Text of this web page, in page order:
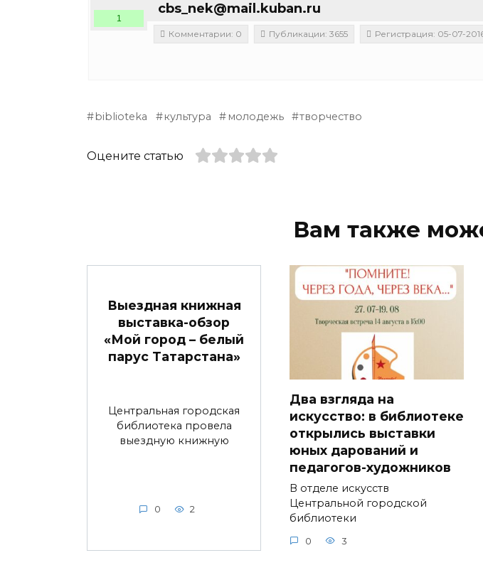
cbs_nek@mail.kuban.ru
1
Комментарии: 0 Публикации: 3655 Регистрация: 05-07-
biblioteka культура молодежь творчество
Оцените статью
Вам также
Выездная книжная
выставка-обзор
«Мой город – белый
парус Татарстана»
Центральная городская
библиотека провела
выездную книжную
0 2
Два взгляда на
искусство: в библиотеке
открылись выставки
юных дарований и
педагогов-художников
В отделе искусств
Центральной городской
библиотеки
0 3